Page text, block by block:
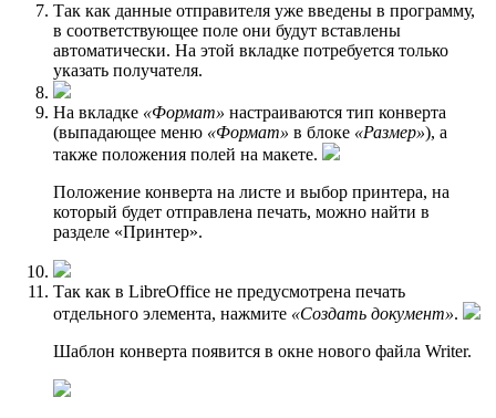
Так как данные отправителя уже введены в программу,
в соответствующее поле они будут вставлены
автоматически. На этой вкладке потребуется только
указать получателя.
На вкладке «Формат» настраиваются тип конверта
(выпадающее меню «Формат» в блоке «Размер»), а
также положения полей на макете.
Положение конверта на листе и выбор принтера, на
который будет отправлена печать, можно найти в
разделе «Принтер».
Так как в LibreOffice не предусмотрена печать
отдельного элемента, нажмите «Создать документ».
Шаблон конверта появится в окне нового файла Writer.